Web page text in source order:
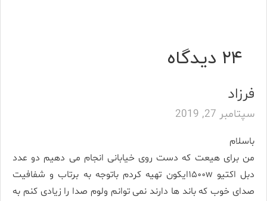
۲۴ دیدگاه
فرزاد
سپتامبر 27, 2019
باسلام
من برای هیعت که دست روی خیابانی انجام می دهیم دو عدد
دبل اکتیو ۱۵۰۰wایکون تهیه کردم باتوجه به برتاب و شفافیت
صدای خوب که باند ها دارند نمی توانم ولوم صدا را زیادی کنم به